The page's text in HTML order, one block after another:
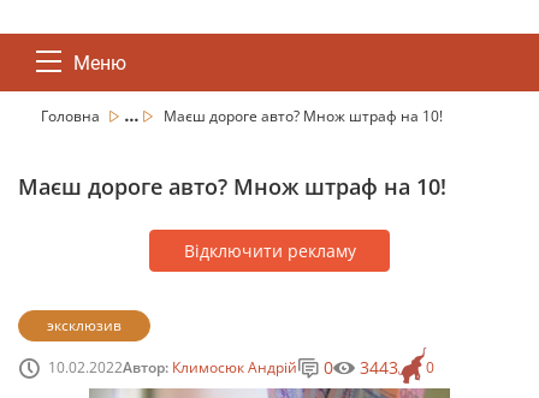
Меню
Головна ... Маєш дороге авто? Множ штраф на 10!
Маєш дороге авто? Множ штраф на 10!
Відключити рекламу
эксклюзив
10.02.2022Автор: Климосюк Андрій 0
0 3443